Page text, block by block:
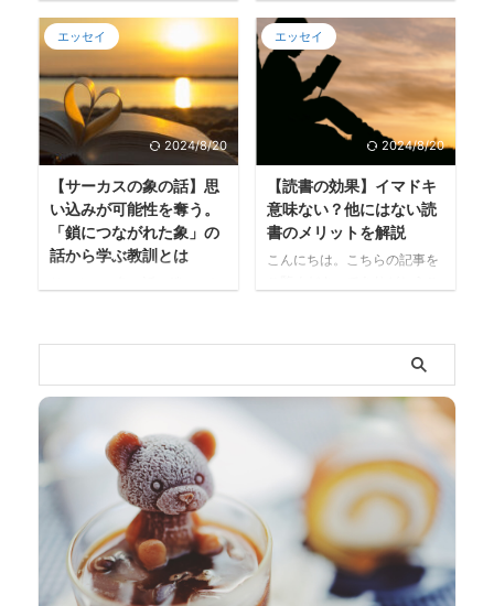
がら「理想の自分」になった
姿を想像するのは楽しいです
☺️ 実は筆者つばめ、現在13キ
ロの減量に成功しております(
•̀ ω •́ )✧ 私は昔 ...
ワクするような充実感をもっ
て生活したり、気軽に物事に
挑戦でき ...
だけど現実は自分の思い通り
にいかずイライラや不満が募
っていく。そのストレス発散
として誰かに話を聞いてほし
いという人は多いと思いま
す。 私は昔から割と相談役や
聞き役になることが多かった
です。 建設的に悩みを解決し
ようとしている人やただ自分
がいかに大変であるか聞いて
ほしいだけの人。 ほとんどが
た。 言っても仕方のないこと
自分の生きづらさの正体がわ
かった喜び 「HSP」という言
葉が市民権を得てきたと思う
今日この頃。 有名人やインフ
ルエンサーが「私、HSPで
す」と手を挙げたり、SNSや
メディアでもよく目にしま
す。 HSPは繊細さんや敏感さ
んなどの呼ばれ方もされてい
るとおり、生まれつき神経が
細やかで高ぶりやすく、感覚
処理過敏のために非常に生き
ほど前。 昔から生きづらさや
モヤモヤしたものを抱えてお
り、自分でもそれが何なのか
分からずにいました。 その ...
エッセイ
2024/8/20
【サーカスの象の話】思
い込みが可能性を奪う。
「鎖につながれた象」の
話から学ぶ教訓とは
ながれてじっとしている。 杭
ているのに、なぜその力を発
か？ 答えは簡単。 「自分に
はたいした力がない」と思い
込んでいるからだ。 象は子ど
ものころ、鎖で杭につながれ
て毎日を過ごす。 小さいので
たいした力がなく、杭を引っ
こ抜くことができない。 象は
大きくなってからも、その思
エッセイ
2024/8/20
【読書の効果】イマドキ
意味ない？他にはない読
書のメリットを解説
こんにちは。こちらの記事を
ず、さまざまな媒体を自分で
取捨選択できる現代。 いまは
テレビ、ラジオ、SNSなど、
ど）以外から情報を得ること
が主流になってきていますよ
ね。 忙しい現代人にとって手
軽にサクッと情報を入手でき
るにこしたことはない。そし
て自分の知りたいことだけ知
っておけばいい。そう思って